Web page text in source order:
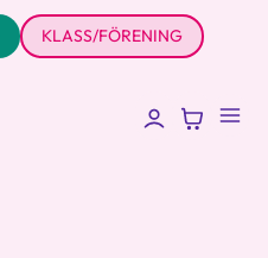
KLASS/FÖRENING